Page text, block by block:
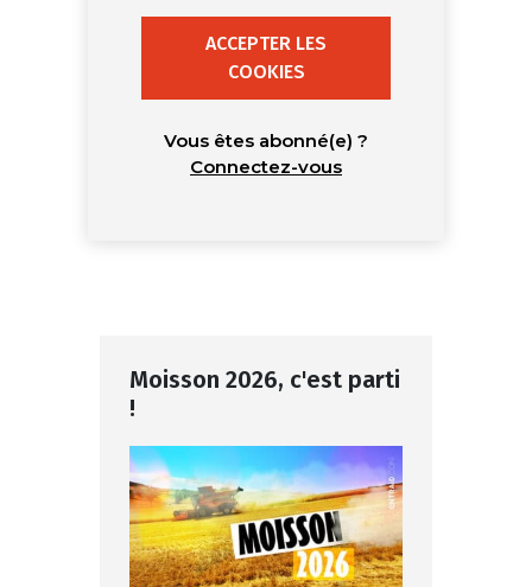
ACCEPTER LES
COOKIES
Vous êtes abonné(e) ?
Connectez-vous
Moisson 2026, c'est parti
!